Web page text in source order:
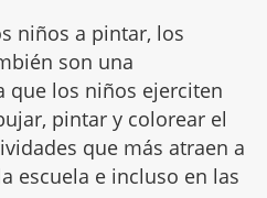
niños a pintar, los
son una
que los niños ejerciten
pintar y colorear el
que más atraen a
escuela e incluso en las